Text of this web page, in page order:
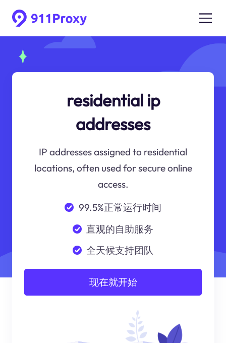
residential ip
addresses
IP addresses assigned to residential
locations, often used for secure online
access.
99.5%正常运行时间
直观的自助服务
全天候支持团队
现在就开始